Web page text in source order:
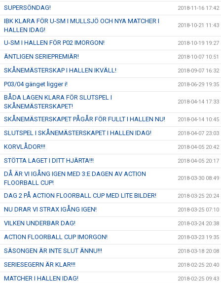
SUPERSÖNDAG! 2018-11-16 17:42
IBK KLARA FÖR U-SM I MULLSJÖ OCH NYA MATCHER I
HALLEN IDAG!
2018-10-21 11:43
U-SM I HALLEN FÖR P02 IMORGON! 2018-10-19 19:27
ÄNTLIGEN SERIEPREMIÄR! 2018-10-07 10:51
SKÅNEMÄSTERSKAP I HALLEN IKVÄLL! 2018-09-07 16:32
P03/04 gänget ligger i! 2018-06-29 19:35
BÅDA LAGEN KLARA FÖR SLUTSPEL I
SKÅNEMÄSTERSKAPET!
2018-04-14 17:33
SKÅNEMÄSTERSKAPET PÅGÅR FÖR FULLT I HALLEN NU! 2018-04-14 10:45
SLUTSPEL I SKÅNEMÄSTERSKAPET I HALLEN IDAG! 2018-04-07 23:03
KORVLÅDOR!!! 2018-04-05 20:42
STÖTTA LAGET I DITT HJÄRTA!!! 2018-04-05 20:17
DÅ ÄR VI IGÅNG IGEN MED 3:E DAGEN AV ACTION
FLOORBALL CUP!
2018-03-30 08:49
DAG 2 PÅ ACTION FLOORBALL CUP MED LITE BILDER! 2018-03-25 20:24
NU DRAR VI STRAX IGÅNG IGEN! 2018-03-25 07:10
VILKEN UNDERBAR DAG! 2018-03-24 20:38
ACTION FLOORBALL CUP IMORGON! 2018-03-23 19:35
SÄSONGEN ÄR INTE SLUT ÄNNU!!! 2018-03-18 20:08
SERIESEGERN ÄR KLAR!!! 2018-02-25 20:40
MATCHER I HALLEN IDAG! 2018-02-25 09:43